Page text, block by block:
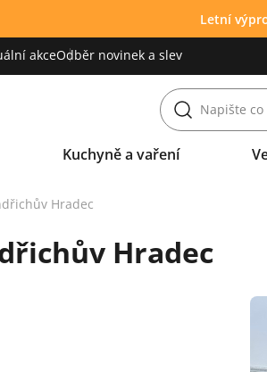
Letní
akceOdběr novinek a slev
Kuchyně a vaření
Hradec
Hradec